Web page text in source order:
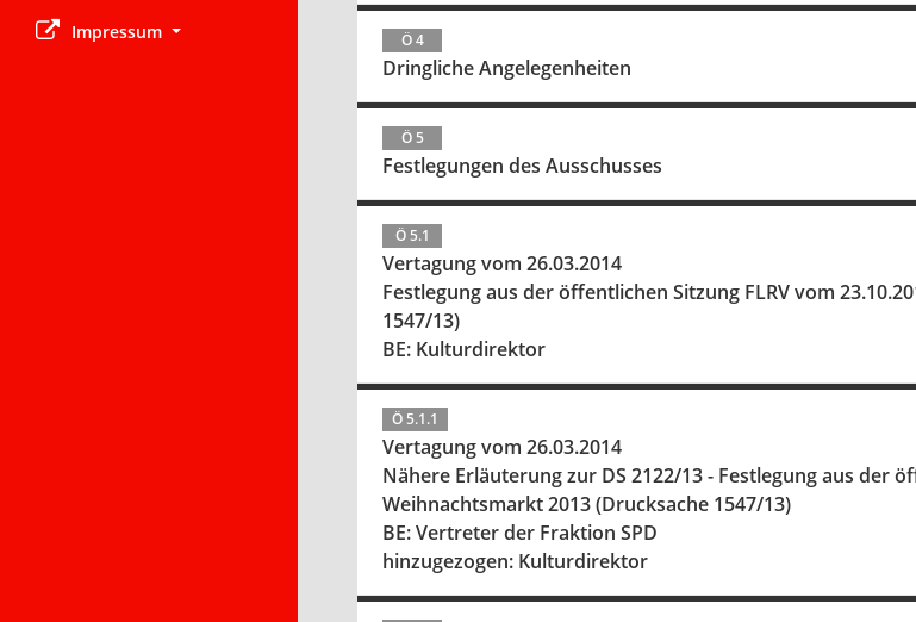
Impressum
Ö 4
Dringliche Angelegenheiten
Ö 5
Festlegungen des Ausschusses
Ö 5.1
Vertagung vom 26.03.2014
Festlegung aus der öffentlichen Sitzung FLRV vom
1547/13)
BE: Kulturdirektor
Ö 5.1.1
Vertagung vom 26.03.2014
Nähere Erläuterung zur DS 2122/13 - Festlegung aus der
Weihnachtsmarkt 2013 (Drucksache 1547/13)
BE: Vertreter der Fraktion SPD
hinzugezogen: Kulturdirektor